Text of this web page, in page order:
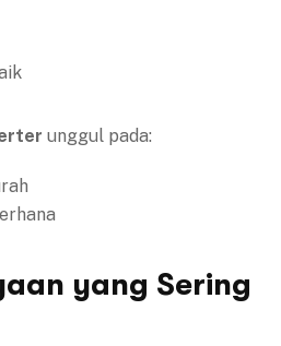
unggul pada:
yang Sering